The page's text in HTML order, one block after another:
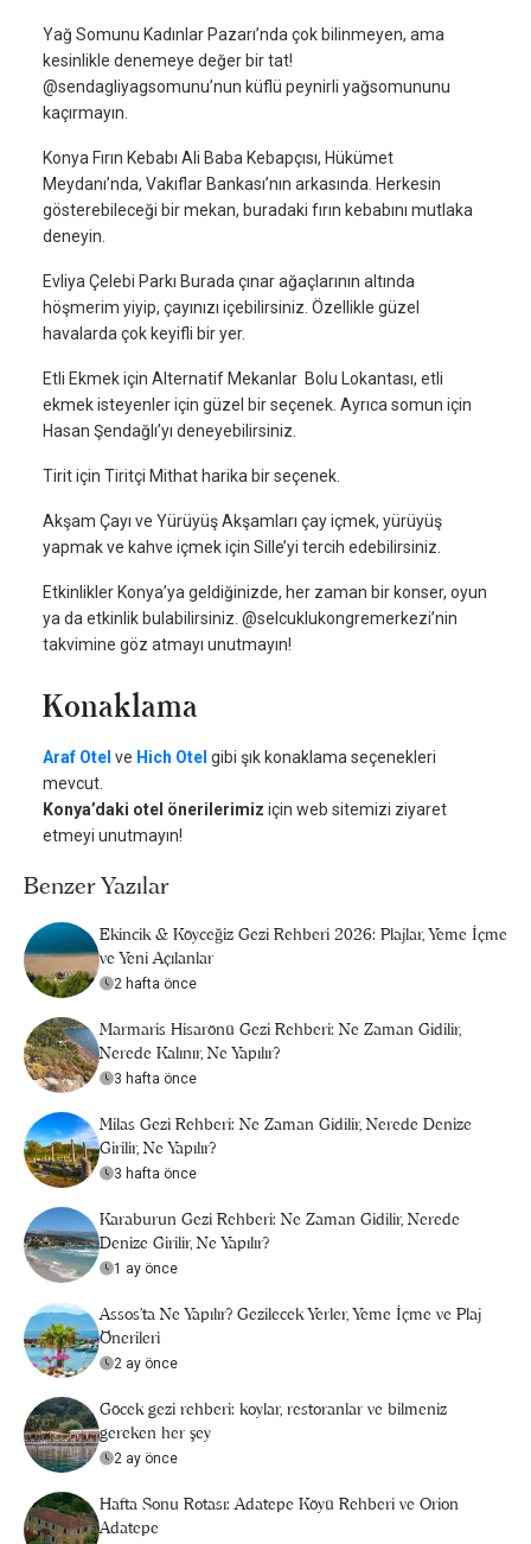
Yağ Somunu Kadınlar Pazarı’nda çok bilinmeyen, ama
kesinlikle denemeye değer bir tat!
@sendagliyagsomunu’nun küflü peynirli yağsomununu
kaçırmayın.
Konya Fırın Kebabı Ali Baba Kebapçısı, Hükümet
Meydanı’nda, Vakıflar Bankası’nın arkasında. Herkesin
gösterebileceği bir mekan, buradaki fırın kebabını mutlaka
deneyin.
Evliya Çelebi Parkı Burada çınar ağaçlarının altında
höşmerim yiyip, çayınızı içebilirsiniz. Özellikle güzel
havalarda çok keyifli bir yer.
Etli Ekmek için Alternatif Mekanlar Bolu Lokantası, etli
ekmek isteyenler için güzel bir seçenek. Ayrıca somun için
Hasan Şendağlı’yı deneyebilirsiniz.
Tirit için Tiritçi Mithat harika bir seçenek.
Akşam Çayı ve Yürüyüş Akşamları çay içmek, yürüyüş
yapmak ve kahve içmek için Sille’yi tercih edebilirsiniz.
Etkinlikler Konya’ya geldiğinizde, her zaman bir konser, oyun
ya da etkinlik bulabilirsiniz. @selcuklukongremerkezi’nin
takvimine göz atmayı unutmayın!
Konaklama
Araf Otel ve Hich Otel gibi şık konaklama seçenekleri
mevcut.
Konya’daki otel önerilerimiz için web sitemizi ziyaret
etmeyi unutmayın!
Benzer Yazılar
Ekincik & Köyceğiz Gezi Rehberi 2026: Plajlar, Yeme İçme
ve Yeni Açılanlar
2 hafta önce
Marmaris Hisarönü Gezi Rehberi: Ne Zaman Gidilir,
Nerede Kalınır, Ne Yapılır?
3 hafta önce
Milas Gezi Rehberi: Ne Zaman Gidilir, Nerede Denize
Girilir, Ne Yapılır?
3 hafta önce
Karaburun Gezi Rehberi: Ne Zaman Gidilir, Nerede
Denize Girilir, Ne Yapılır?
1 ay önce
Assos’ta Ne Yapılır? Gezilecek Yerler, Yeme İçme ve Plaj
Önerileri
2 ay önce
Göcek gezi rehberi: koylar, restoranlar ve bilmeniz
gereken her şey
2 ay önce
Hafta Sonu Rotası: Adatepe Köyü Rehberi ve Orion
Adatepe